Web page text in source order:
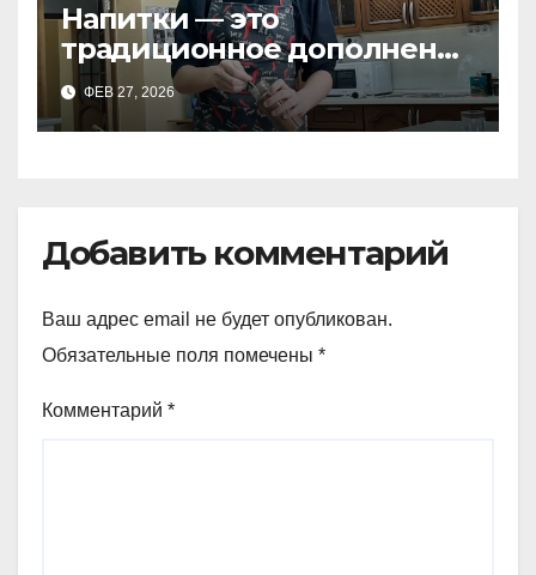
Напитки — это
традиционное дополнение
любого меню, ими
непременно
заканчиваются обеды, они
ФЕВ 27, 2026
Добавить комментарий
Ваш адрес email не будет опубликован.
Обязательные поля помечены *
Комментарий *